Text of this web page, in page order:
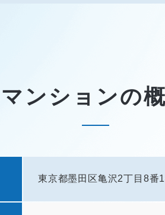
マンションの
東京都墨田区亀沢2丁目8番